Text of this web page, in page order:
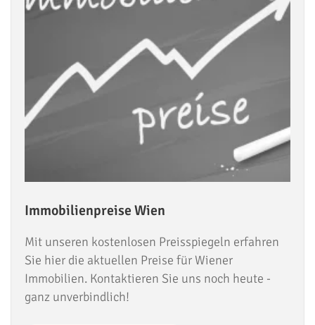
Immobilienpreise Wien
Mit unseren kostenlosen Preisspiegeln erfahren
Sie hier die aktuellen Preise für Wiener
Immobilien. Kontaktieren Sie uns noch heute -
ganz unverbindlich!